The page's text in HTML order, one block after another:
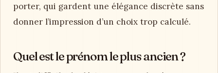
porter, qui gardent une élégance discrète sans
donner l’impression d’un choix trop calculé.
Quel est le prénom le plus ancien ?